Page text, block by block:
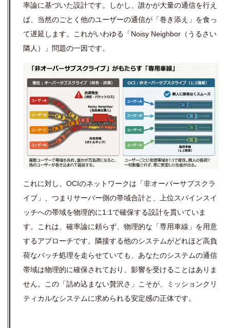
率論に基づいた設計です。しかし、誰かが大量の通信を行え
ば、当然のごとく他のユーザーの通信が「巻き添え」を食っ
て遅延します。これがいわゆる「Noisy Neighbor（うるさい
隣人）」問題の一因です。
これに対し、OCIのネットワークは「非オーバーサブスクラ
イブ」、つまりサーバー側の帯域合計と、上位スパインスイ
ッチへの帯域を物理的に1:1で確保する設計を貫いていま
す。これは、確率論に頼らず、物理的な「専用車線」を用意
するアプローチです。隣接する他のシステムがどれほど高負
荷なバッチ処理を走らせていても、あなたのシステムの通信
帯域は物理的に確保されており、影響を受けることはありま
せん。この「詰め込まない贅沢さ」こそが、ミッションクリ
ティカルなシステムに求められる安定感の正体です。